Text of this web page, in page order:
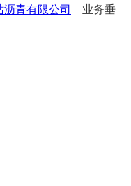
沥青有限公司
业务垂